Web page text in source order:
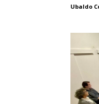
Ubaldo